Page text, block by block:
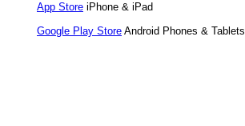
App Store iPhone & iPad
Google Play Store Android Phones & Tablets